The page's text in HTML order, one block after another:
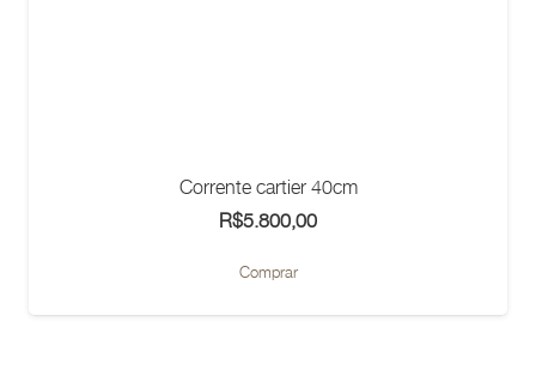
Corrente cartier 40cm
R$5.800,00
Comprar